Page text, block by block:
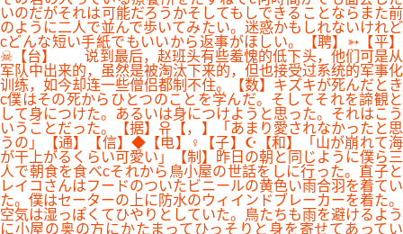
いのだがそれは可能だろうかそしてもしできることならまた前
のように二人で並んで歩いてみたい。迷惑かもしれないけれど
cどんな短い手紙でもいいから返事がほしい。【聘】➳【平】
☠【台】 说到最后，赵班头有些羞愧的低下头，他们可是从
军队中出来的，虽然是被淘汰下来的，但也接受过系统的军事化
训练，如今却连一些僧侣都制不住。【数】キズキが死んだとき
c僕はその死からひとつのことを学んだ。そしてそれを諦観と
して身につけた。あるいは身につけようと思った。それはこう
いうことだった。【据】유【，】「あまり愛されなかったと思
うの」【通】【信】◆【电】♀【子】☪【和】「山が崩れて海
が干上がるくらい可愛い」【制】昨日の朝と同じように僕ら三
人で朝食を食べcそれから鳥小屋の世話をしに行った。直子と
レイコさんはフードのついたビニールの黄色い雨合羽を着てい
た。僕はセーターの上に防水のウィインドブレーカーを着た。
空気は湿っぽくてひやりとしていた。鳥たちも雨を避けるよう
に小屋の奥の方にかたまってひっそりと身を寄せてあってい